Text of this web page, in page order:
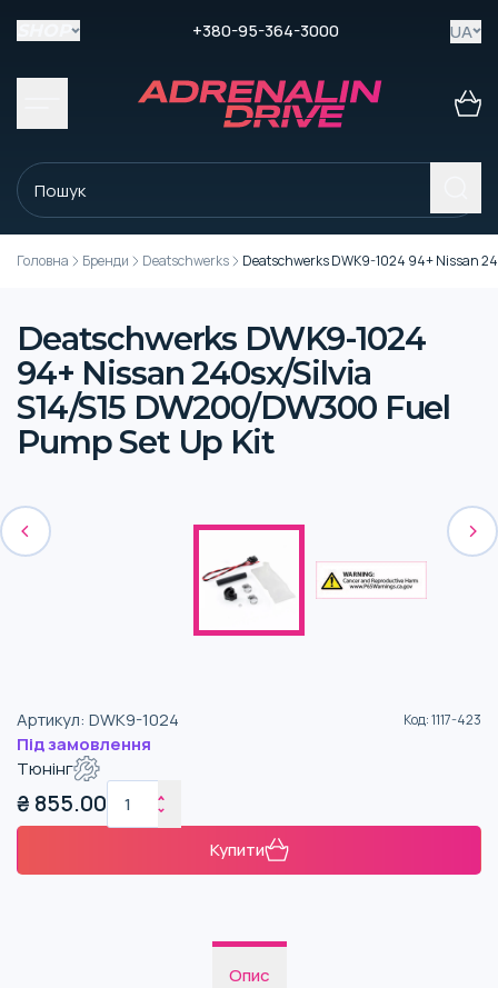
+380-95-364-3000 UA
Головна Бренди Deatschwerks Deatschwerks DWK9-1024 94+ Nissan
Deatschwerks DWK9-1024
94+ Nissan 240sx/Silvia
S14/S15 DW200/DW300 Fuel
Pump Set Up Kit
Артикул: DWK9-1024 Код:1117-423
Під замовлення
Тюнінг
₴ 855.00
Купити
Опис